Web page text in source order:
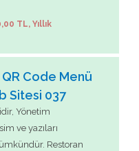
TL, Yıllık
Code Menü
Sitesi 037
Yönetim
ve yazıları
Restoran